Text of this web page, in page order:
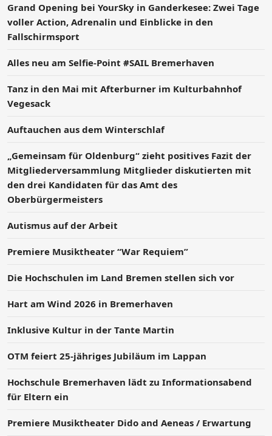
Grand Opening bei YourSky in Ganderkesee: Zwei Tage
voller Action, Adrenalin und Einblicke in den
Fallschirmsport
Alles neu am Selfie-Point #SAIL Bremerhaven
Tanz in den Mai mit Afterburner im Kulturbahnhof
Vegesack
Auftauchen aus dem Winterschlaf
„Gemeinsam für Oldenburg“ zieht positives Fazit der
Mitgliederversammlung Mitglieder diskutierten mit
den drei Kandidaten für das Amt des
Oberbürgermeisters
Autismus auf der Arbeit
Premiere Musiktheater “War Requiem”
Die Hochschulen im Land Bremen stellen sich vor
Hart am Wind 2026 in Bremerhaven
Inklusive Kultur in der Tante Martin
OTM feiert 25-jähriges Jubiläum im Lappan
Hochschule Bremerhaven lädt zu Informationsabend
für Eltern ein
Premiere Musiktheater Dido and Aeneas / Erwartung